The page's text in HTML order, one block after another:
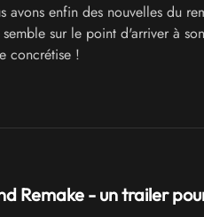
enfin des nouvelles du
sur le point d'arriver à
concrétise !
Remake - un trailer